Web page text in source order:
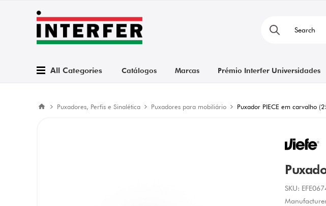
All Categories Catálogos Marcas Prémio Interfer Universidades
Puxadores, Perfis e Sinalética Puxadores para mobiliário Puxador PIECE em carvalho
SKU: